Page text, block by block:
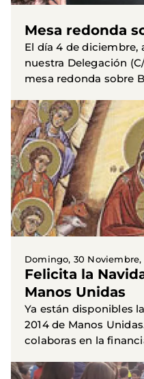
Mesa redonda
El día 4 de diciembre,
nuestra Delegación
mesa redonda sobre
Calzado, para...
Domingo, 30 Noviembre,
Felicita la
Manos Unidas
Ya están disponibles
2014 de Manos
colaboras en la
17x11 cm. y el